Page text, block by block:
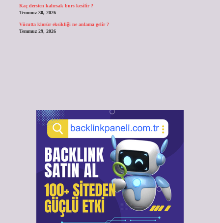
Kaç dersten kalırsak burs kesilir ?
Temmuz 30, 2026
Vücutta klorür eksikliği ne anlama gelir ?
Temmuz 29, 2026